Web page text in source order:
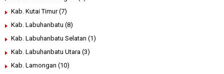
Kab. Kutai Timur (7)
Kab. Labuhanbatu (8)
Kab. Labuhanbatu Selatan (1)
Kab. Labuhanbatu Utara (3)
Kab. Lamongan (10)